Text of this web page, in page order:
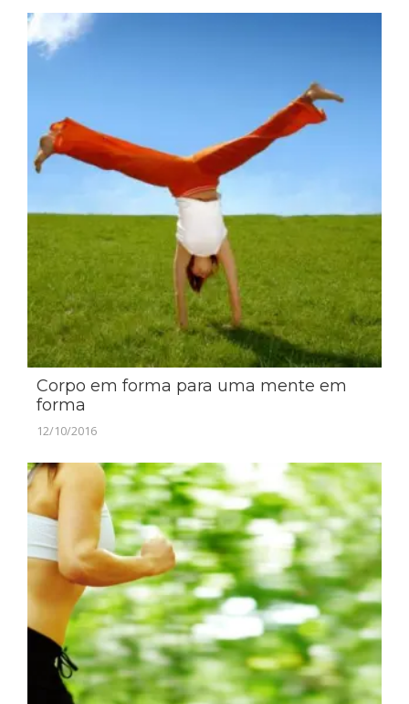
Corpo em forma para uma mente em
forma
12/10/2016